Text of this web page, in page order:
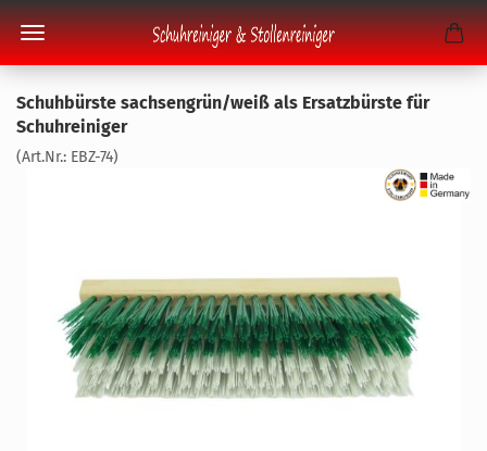
Schuh­bürs­te sach­sen­grün/weiß als Er­satz­bürs­te für
Schuh­rei­ni­ger
(Art.Nr.: EBZ-​74)